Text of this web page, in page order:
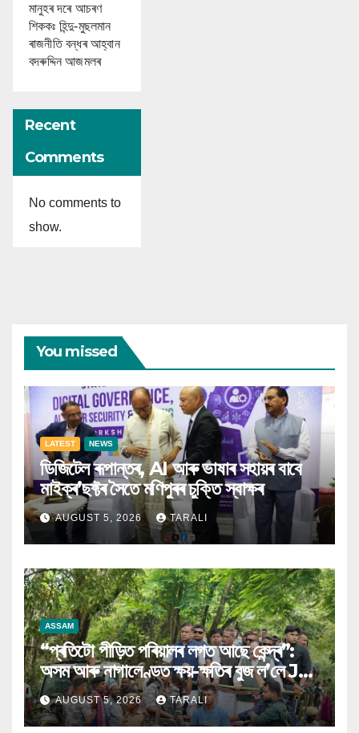
মানুহৰ দৰে আচৰণ
শিককঃ হিন্দু-মুছলমান
ৰাজনীতি বন্ধৰ আহ্বান
বদৰুদ্দিন আজমলৰ
Recent
Comments
No comments to
show.
You missed
LATEST NEWS
ডিজিটেল ৰূপান্তৰ, AI আৰু ভাষাৰ সহায়ৰ বাবে
মাইক্ৰ’ছফ্টৰ সৈতে মণিপুৰৰ চুক্তি স্বাক্ষৰ
AUGUST 5, 2026 TARALI
ASSAM
“প্ৰতিটো পীড়িত পৰিয়ালৰ লগত আছে কেন্দ্ৰ”:
অসম আৰু নাগালেণ্ডত ক্ষয়-ক্ষতিৰ বুজ ল’লে JP
Nadda
AUGUST 5, 2026 TARALI